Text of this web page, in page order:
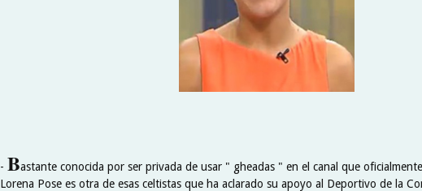
- Bastante conocida por ser privada de usar " gheadas " en el canal que
Lorena Pose es otra de esas celtistas que ha aclarado su apoyo al Deportivo de la